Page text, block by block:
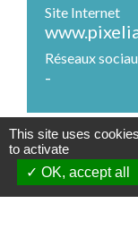
Site Internet
Réseaux
-
This site uses
to activate
OK, accept all